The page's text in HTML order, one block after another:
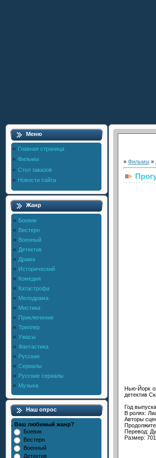
Меню
Главная страница
Фильмы
Стол заказов
Новости сайта
Жанр
Боевик
Вестерн
Военный
Детектив
Драма
Исторический
Комедия
Катастрофа
Мелодрама
Мистика
Приключение
Триллер
Ужасы
Фантастика
Русские
Сериалы
Русские сериалы
Музыка
Наш опрос
. Ваш любимый жанр?
Боевик
Вестерн
Военный
Детектив
» Фильмы »
Нью-Йорк
детектив
Год
В ролях:
Авторы
Перевод:
Размер: 701